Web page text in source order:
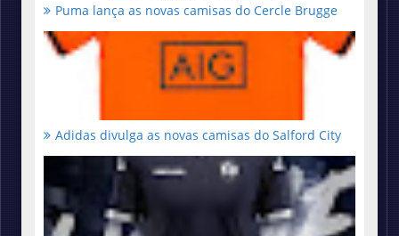
Puma lança as novas camisas do Cercle Brugge
Adidas divulga as novas camisas do Salford City